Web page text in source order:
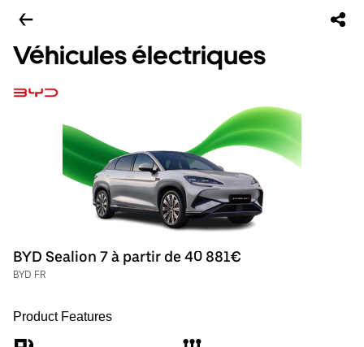
Véhicules électriques
BYD Sealion 7 à partir de 40 881€
BYD FR
Product Features